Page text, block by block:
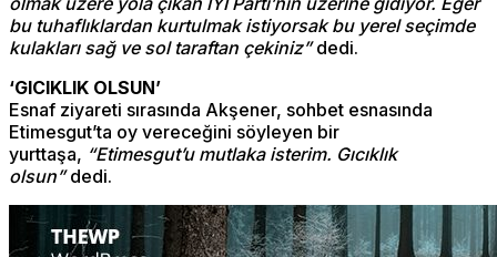
bu tuhaflıklardan kurtulmak istiyorsak bu yerel seçimde
kulakları sağ ve sol taraftan çekiniz”dedi.
‘GICIKLIK OLSUN’
Esnaf ziyareti sırasında Akşener, sohbet esnasında
Etimesgut’ta oy vereceğini söyleyen bir
yurttaşa, “Etimesgut’u mutlaka isterim. Gıcıklık
olsun”dedi.